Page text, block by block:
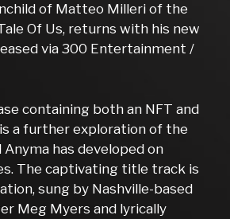
of Matteo Milleri of the
Of Us, returns with his new
via 300 Entertainment /
containing both an NFT and
is a further exploration of the
has developed on
The captivating title track is
sung by Nashville-based
Meg Myers and lyrically